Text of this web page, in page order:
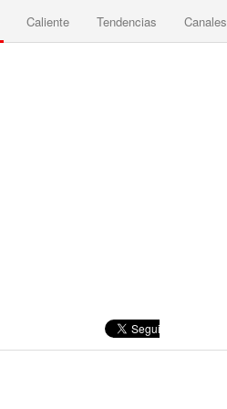
Caliente Tendencias Canales